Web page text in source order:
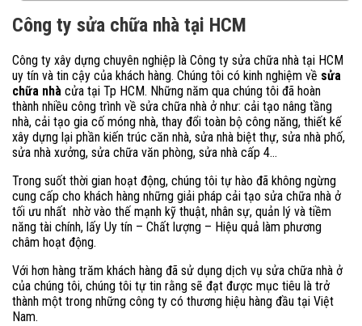
Công ty sửa chữa nhà tại HCM
Công ty xây dựng chuyên nghiệp là Công ty sửa chữa nhà tại HCM
uy tín và tin cậy của khách hàng. Chúng tôi có kinh nghiệm về sửa
chữa nhà cửa tại Tp HCM. Những năm qua chúng tôi đã hoàn
thành nhiều công trình về sửa chữa nhà ở như: cải tạo nâng tầng
nhà, cải tạo gia cố móng nhà, thay đổi toàn bộ công năng, thiết kế
xây dựng lại phần kiến trúc căn nhà, sửa nhà biệt thự, sửa nhà phố,
sửa nhà xưởng, sửa chữa văn phòng, sửa nhà cấp 4…
Trong suốt thời gian hoạt động, chúng tôi tự hào đã không ngừng
cung cấp cho khách hàng những giải pháp cải tạo sửa chữa nhà ở
tối ưu nhất nhờ vào thế mạnh kỹ thuật, nhân sự, quản lý và tiềm
năng tài chính, lấy Uy tín – Chất lượng – Hiệu quả làm phương
châm hoạt động.
Với hơn hàng trăm khách hàng đã sử dụng dịch vụ sửa chữa nhà ở
của chúng tôi, chúng tôi tự tin rằng sẽ đạt được mục tiêu là trở
thành một trong những công ty có thương hiệu hàng đầu tại Việt
Nam.